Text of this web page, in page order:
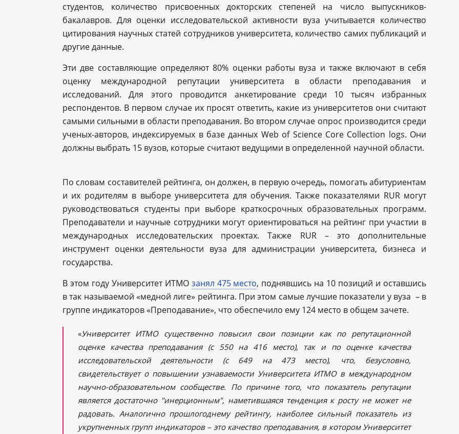
студентов, количество присвоенных докторских степеней на число выпускников-
бакалавров. Для оценки исследовательской активности вуза учитывается количество
цитирования научных статей сотрудников университета, количество самих публикаций и
другие данные.
Эти две составляющие определяют 80% оценки работы вуза и также включают в себя
оценку международной репутации университета в области преподавания и
исследований. Для этого проводится анкетирование среди 10 тысяч избранных
респондентов. В первом случае их просят ответить, какие из университетов они считают
самыми сильными в области преподавания. Во втором случае опрос производится среди
ученых-авторов, индексируемых в базе данных Web of Science Core Collection logs. Они
должны выбрать 15 вузов, которые считают ведущими в определенной научной области.
По словам составителей рейтинга, он должен, в первую очередь, помогать абитуриентам
и их родителям в выборе университета для обучения. Также показателями RUR могут
руководствоваться студенты при выборе краткосрочных образовательных программ.
Преподаватели и научные сотрудники могут ориентироваться на рейтинг при участии в
международных исследовательских проектах. Также RUR – это дополнительные
инструмент оценки деятельности вуза для администрации университета, бизнеса и
государства.
В этом году Университет ИТМО занял 475 место, поднявшись на 10 позиций и оставшись
в так называемой «медной лиге» рейтинга. При этом самые лучшие показатели у вуза – в
группе индикаторов «Преподавание», что обеспечило ему 124 место в общем зачете.
«Университет ИТМО существенно повысил свои позиции как по репутационной
оценке качества преподавания (с 550 на 416 место), так и по оценке качества
исследовательской деятельности (с 649 на 473 место), что, безусловно,
свидетельствует о повышении узнаваемости Университета ИТМО в международном
научно-образовательном сообществе. По причине того, что показатель репутации
является достаточно "инерционным", наметившаяся тенденция к росту не может не
радовать. Аналогично прошлогоднему рейтингу, наиболее сильный показатель из
укрупненных групп индикаторов – это качество преподавания, в котором Университет